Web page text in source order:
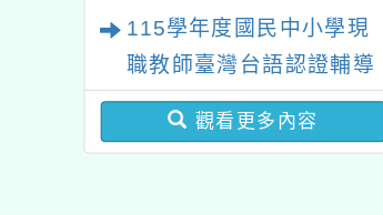
組G-4-6『健康學一下』
澳洲塔斯馬尼亞大學參訪
115學年度國民中小學現
職教師臺灣台語認證輔導
增能課程計畫
觀看更多內容